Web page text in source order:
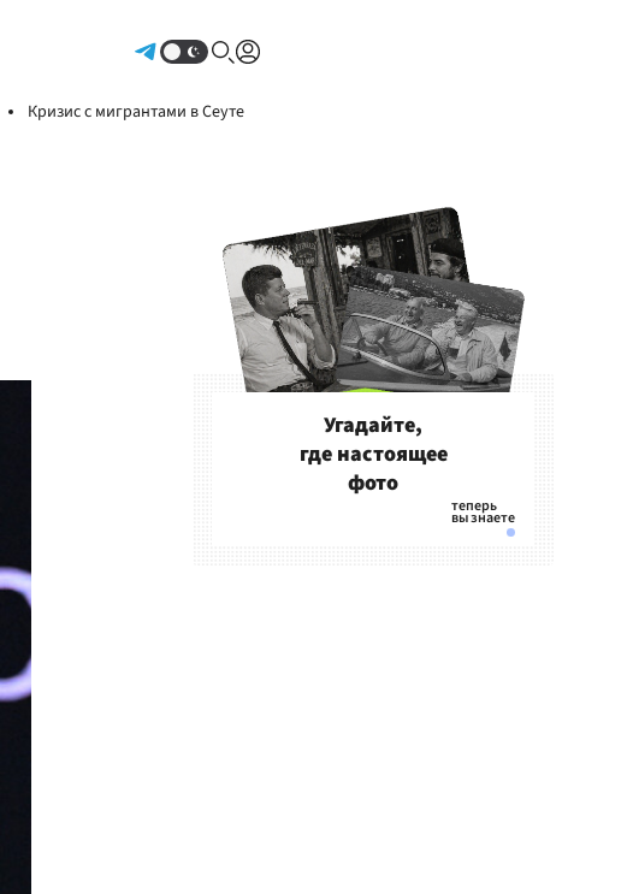
Кризис с мигрантами в Сеуте
Угадайте,
где настоящее
фото